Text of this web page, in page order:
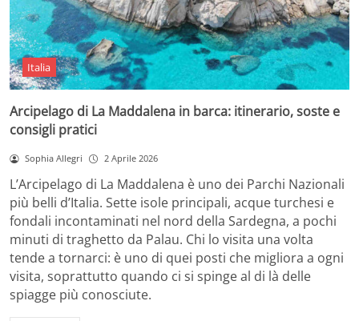
Italia
Arcipelago di La Maddalena in barca: itinerario, soste e
consigli pratici
Sophia Allegri 2 Aprile 2026
L’Arcipelago di La Maddalena è uno dei Parchi Nazionali
più belli d’Italia. Sette isole principali, acque turchesi e
fondali incontaminati nel nord della Sardegna, a pochi
minuti di traghetto da Palau. Chi lo visita una volta
tende a tornarci: è uno di quei posti che migliora a ogni
visita, soprattutto quando ci si spinge al di là delle
spiagge più conosciute.